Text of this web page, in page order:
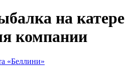
на катере
компании
«Беллини»